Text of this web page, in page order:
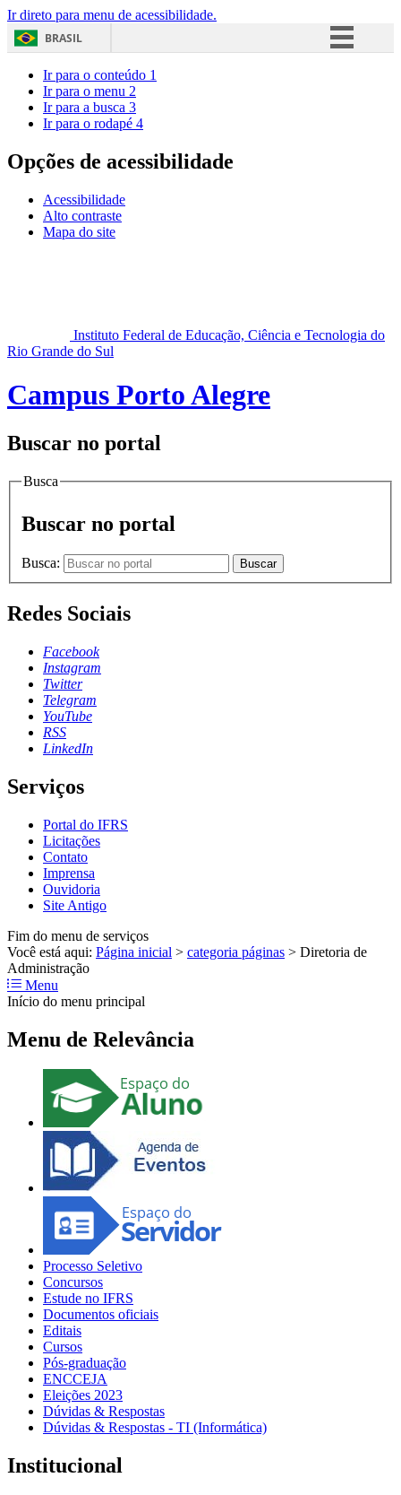
Ir direto para menu de acessibilidade.
BRASIL
Acesso à informação
Ir para o conteúdo 1
Ir para o menu 2
Ir para a busca 3
Ir para o rodapé 4
Opções de acessibilidade
Acessibilidade
Alto contraste
Mapa do site
Instituto Federal de Educação, Ciência e Tecnologia do
Rio Grande do Sul
Campus Porto Alegre
Buscar no portal
Busca
Buscar no portal
Busca: Buscar
Redes Sociais
Facebook
Instagram
Twitter
Telegram
YouTube
RSS
LinkedIn
Serviços
Portal do IFRS
Licitações
Contato
Imprensa
Ouvidoria
Site Antigo
Fim do menu de serviços
Você está aqui: Página inicial > categoria páginas > Diretoria de
Administração
Menu
Início do menu principal
Menu de Relevância
Processo Seletivo
Concursos
Estude no IFRS
Documentos oficiais
Editais
Cursos
Pós-graduação
ENCCEJA
Eleições 2023
Dúvidas & Respostas
Dúvidas & Respostas - TI (Informática)
Institucional